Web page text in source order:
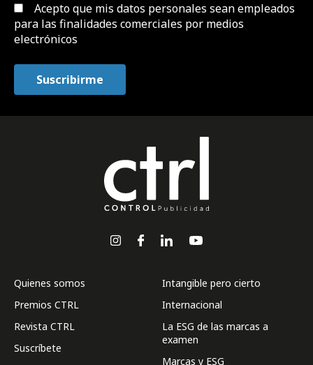
Acepto que mis datos personales sean empleados
para las finalidades comerciales por medios
electrónicos
Quienes somos
Premios CTRL
Revista CTRL
Suscríbete
Intangible pero cierto
Internacional
La ESG de las marcas a
examen
Marcas y ESG